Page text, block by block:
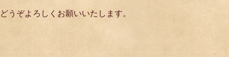
どうぞよろしくお願いいたします。